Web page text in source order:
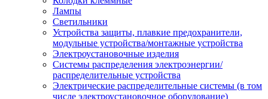
Лампы
Светильники
Устройства защиты, плавкие предохранители,
модульные устройства/монтажные устройства
Электроустановочные изделия
Системы распределения электроэнергии/
распределительные устройства
Электрические распределительные системы (в том
числе электроустановочное оборудование)